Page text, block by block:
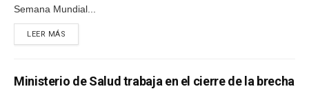
Semana Mundial...
LEER MÁS
Ministerio de Salud trabaja en el cierre de la brecha